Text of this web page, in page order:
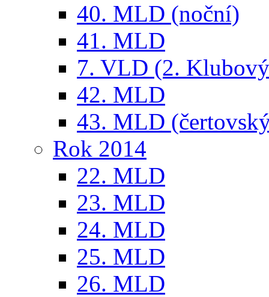
40. MLD (noční)
41. MLD
7. VLD (2.
42. MLD
43. MLD
Rok 2014
22. MLD
23. MLD
24. MLD
25. MLD
26. MLD